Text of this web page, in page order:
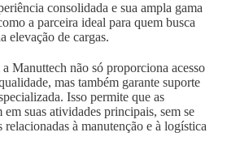
consolidada e sua ampla gama
a parceira ideal para quem busca
elevação de cargas.
Manuttech não só proporciona acesso
mas também garante suporte
Isso permite que as
em suas atividades principais, sem se
relacionadas à manutenção e à logística